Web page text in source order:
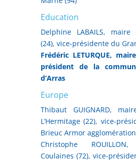
Education
Delphine LABAILS,
(24), vice-présidente du
Frédéric LETURQUE,
président de la
d’Arras
Europe
Thibaut GUIGNARD,
L’Hermitage (22), vice-
Brieuc Armor agglomération
Christophe
Coulaines (72), vice-